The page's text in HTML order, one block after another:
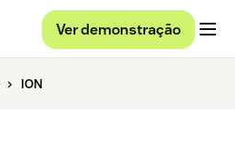
Ver demonstração
ION